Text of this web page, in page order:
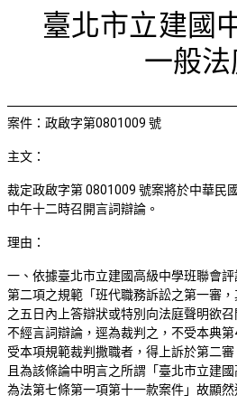
檢視法令 檢視公文 評委文書關於與使
裁定
臺北市立建國
一般法
案件：政啟字第0801009 號
主文：
裁定政啟字第 0801009 號案將於中華民
中午十二時召開言詞辯論。
理由：
一、依據臺北市立建國高級中學班聯會
第二項之規範「班代職務訴訟之第一審
之五日內上答辯狀或特別向法庭聲明欲
不經言詞辯論，逕為裁判之，不受本典
受本項規範裁判撒職者，得上訴於第二
且為該條論中明言之所謂「臺北市立建
為法第七條第一項第十一款案件」故顯然